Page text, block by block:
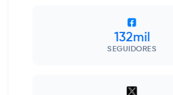
132mil
SEGUIDORES